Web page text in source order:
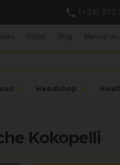
(+34) 972
Headshop
Outlet Blog Manual de
Kokopelli